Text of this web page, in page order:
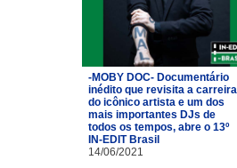
-MOBY DOC- Documentário
inédito que revisita a carreira
do icônico artista e um dos
mais importantes DJs de
todos os tempos, abre o 13º
IN-EDIT Brasil
14/06/2021